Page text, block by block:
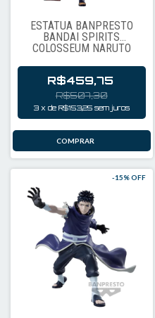
ESTÁTUA BANPRESTO
BANDAI SPIRITS
COLOSSEUM NARUTO
ITACHI (85163)
R$459,75
R$507,30
3 xdeR$153,25 sem juros
-15% OFF